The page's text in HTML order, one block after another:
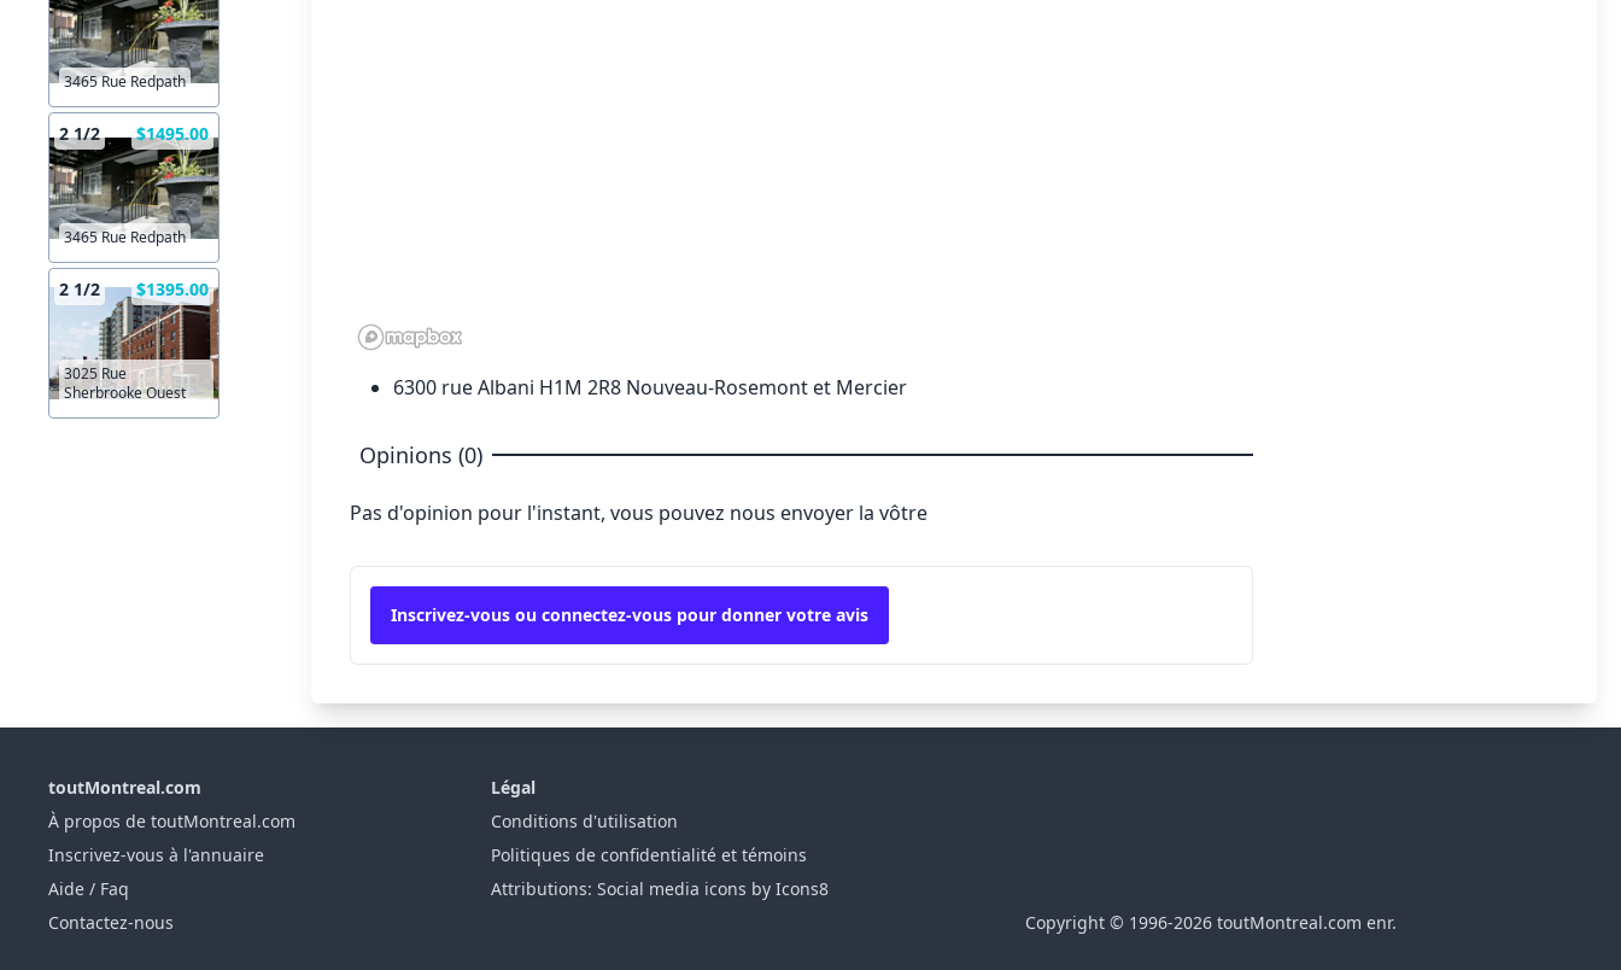
3465 Rue Redpath
2 1/2 $1495.00
3465 Rue Redpath
2 1/2 $1395.00
3025 Rue
Sherbrooke Ouest
6300 rue Albani H1M 2R8 Nouveau-Rosemont et Mercier
Opinions (0)
Pas d'opinion pour l'instant, vous pouvez nous envoyer la vôtre
Inscrivez-vous ou connectez-vous pour donner votre avis
toutMontreal.com
À propos de toutMontreal.com
Inscrivez-vous à l'annuaire
Aide / Faq
Contactez-nous
Légal
Conditions d'utilisation
Politiques de confidentialité et témoins
Attributions: Social media icons by Icons8
Copyright © 1996-2026 toutMontreal.com enr.